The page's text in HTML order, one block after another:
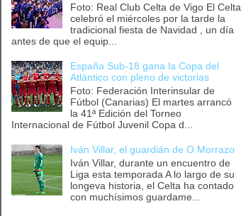
Foto: Real Club Celta de Vigo El Celta
celebró el miércoles por la tarde la
tradicional fiesta de Navidad , un día
antes de que el equip...
España Sub-18 gana la Copa del
Atlántico con pleno de victorias
Foto: Federación Interinsular de
Fútbol (Canarias) El martes arrancó
la 41ª Edición del Torneo
Internacional de Fútbol Juvenil Copa d...
Iván Villar, el guardián de O Morrazo
Iván Villar, durante un encuentro de
Liga esta temporada A lo largo de su
longeva historia, el Celta ha contado
con muchísimos guardame...